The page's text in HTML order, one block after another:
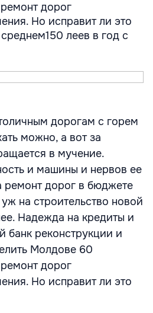
дорог
Но исправит ли это
леев в год с
дорогам с горем
можно, а вот за
в мучение.
и машины и нервов ее
ремонт дорог в бюджете
уж на строительство новой
Надежда на кредиты и
банк реконструкции и
Молдове 60
дорог
Но исправит ли это